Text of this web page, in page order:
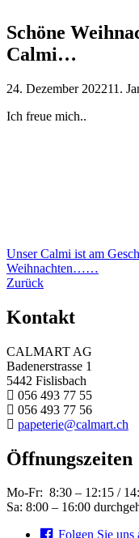
Schöne
Calmi…
24. Dezember 202211.
Ich freue mich..
Unser Calmi ist am
Weihnachten……
Zurück
Kontakt
CALMART AG
Badenerstrasse 1
5442 Fislisbach
056 493 77 55
056 493 77 56
papeterie@calmart.ch
Öffnungszeiten
Mo-Fr: 8:30 – 12:15 /
Sa: 8:00 – 16:00
Folgen Sie uns